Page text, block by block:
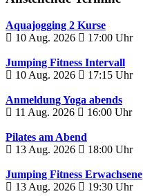
Aquajogging 2 Kurse
10 Aug. 2026
17:00 Uhr
Jumping Fitness Intervall
10 Aug. 2026
17:15 Uhr
Anmeldung Yoga abends
11 Aug. 2026
16:00 Uhr
Pilates am Abend
13 Aug. 2026
18:00 Uhr
Jumping Fitness Erwachsene
13 Aug. 2026
19:30 Uhr